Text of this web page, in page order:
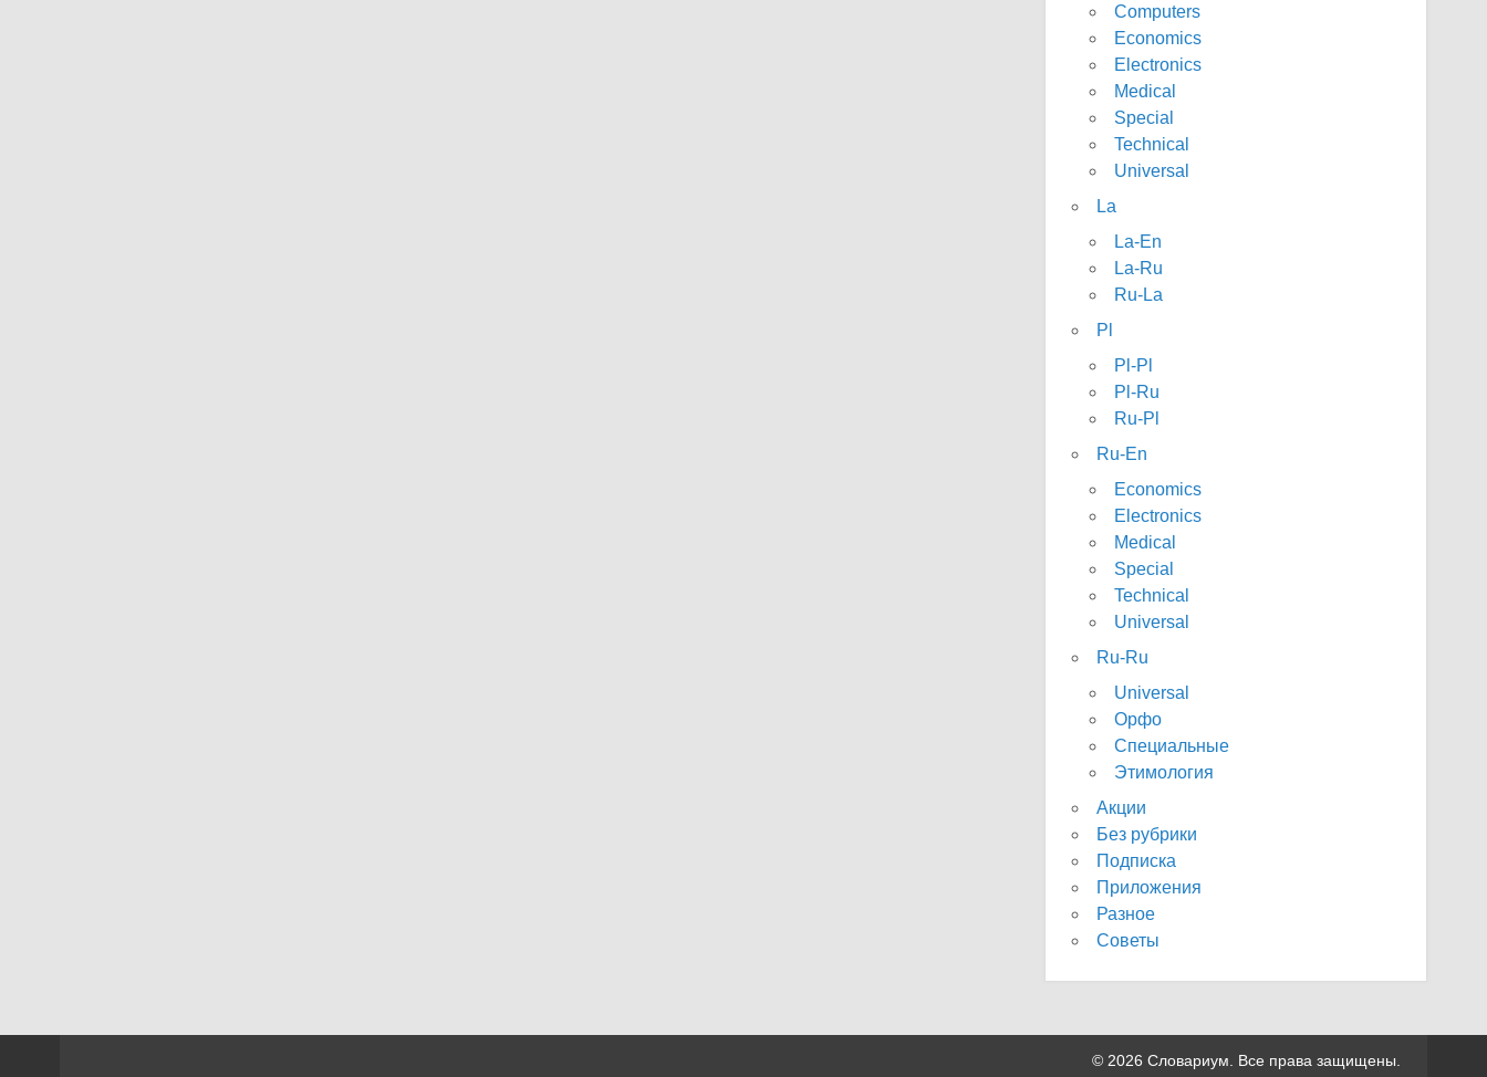
Computers
Economics
Electronics
Medical
Special
Technical
Universal
La
La-En
La-Ru
Ru-La
Pl
Pl-Pl
Pl-Ru
Ru-Pl
Ru-En
Economics
Electronics
Medical
Special
Technical
Universal
Ru-Ru
Universal
Орфо
Специальные
Этимология
Акции
Без рубрики
Подписка
Приложения
Разное
Советы
© 2026 Словариум. Все права защищены.